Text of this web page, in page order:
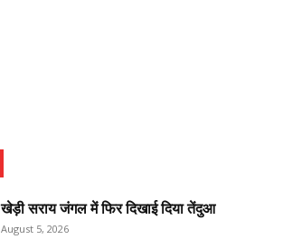
खेड़ी सराय जंगल में फिर दिखाई दिया तेंदुआ
August 5, 2026